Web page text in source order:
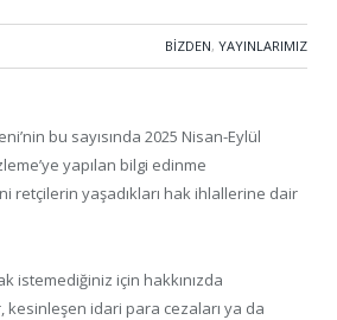
BIZDEN, YAYINLARIMIZ
bu sayısında 2025 Nisan-Eylül
yapılan bilgi edinme
retçilerin yaşadıkları hak ihlallerine dair
istemediğiniz için hakkınızda
idari para cezaları ya da